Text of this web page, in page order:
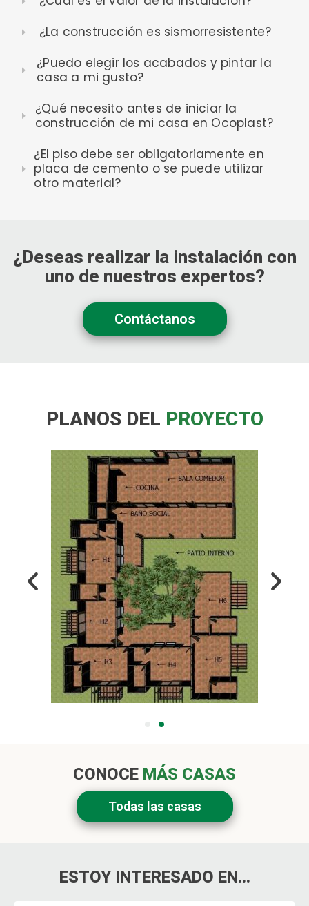
¿La construcción es sismorresistente?
¿Puedo elegir los acabados y pintar la
casa a mi gusto?
¿Qué necesito antes de iniciar la
construcción de mi casa en Ocoplast?
¿El piso debe ser obligatoriamente en
placa de cemento o se puede utilizar
otro material?
¿Deseas realizar la instalación con
uno de nuestros expertos?
Contáctanos
PLANOS DEL PROYECTO
CONOCE MÁS CASAS
Todas las casas
ESTOY INTERESADO EN...